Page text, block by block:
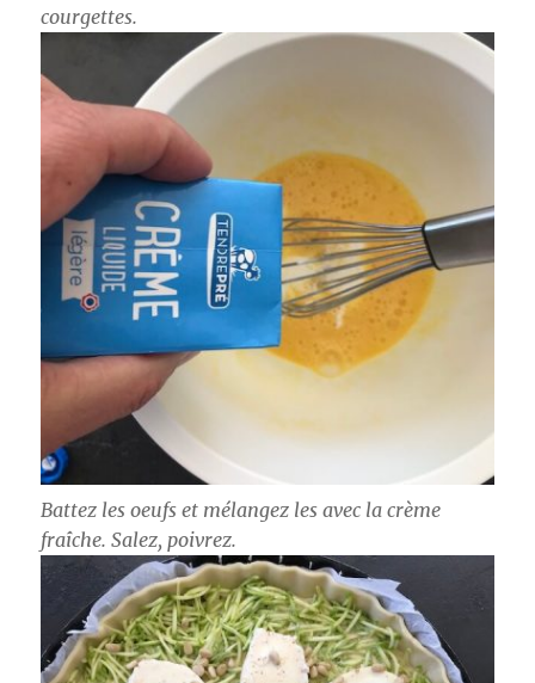
courgettes.
Battez les oeufs et mélangez les avec la crème
fraîche. Salez, poivrez.